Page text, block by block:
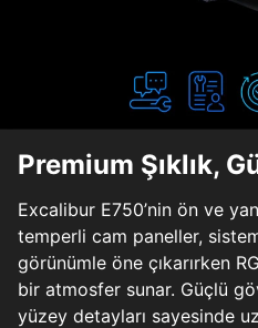
Premium Şıklık,
Excalibur E750’nin ön ve
temperli cam paneller,
görünümle öne çıkarırken
bir atmosfer sunar. Güçlü
yüzey detayları sayesinde